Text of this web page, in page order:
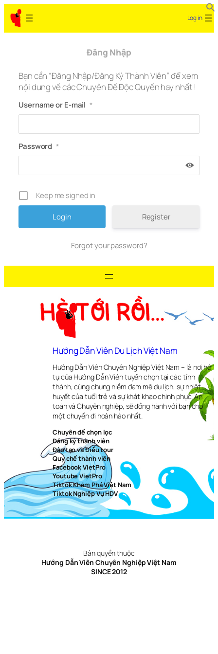
Skip
to
content
Log in
Đăng Nhập
Bạn cần “Đăng Nhập/Đăng Ký Thành Viên” để xem
nội dung về các Chuyên Đề Độc Quyền hay nhất !
Username or E-mail *
Password *
Keep me signed in
Register
Forgot your password?
Hướng Dẫn Viên Du Lịch Việt Nam
Hướng Dẫn Viên Chuyên Nghiệp Việt Nam – là nơi hội
tụ của Hướng Dẫn Viên tuyển chọn tại các tỉnh
thành, cùng chung niềm đam mê du lịch, sự nhiệt
huyết của tuổi trẻ và sự khát khao chinh phục. An
toàn và Chuyên nghiệp, sẽ đồng hành với bạn cho
một chuyến đi hoàn hảo nhất.
Chuyên đề chọn lọc
Đăng ký thành viên
Đào tạo và Điều tour
Quy chế thành viên
Facebook VietPro
Youtube VietPro
Tiktok Khám Phá Việt Nam
Tiktok Nghiệp Vụ HDV
Bản quyền thuộc
Hướng Dẫn Viên Chuyên Nghiệp Việt Nam
SINCE 2012